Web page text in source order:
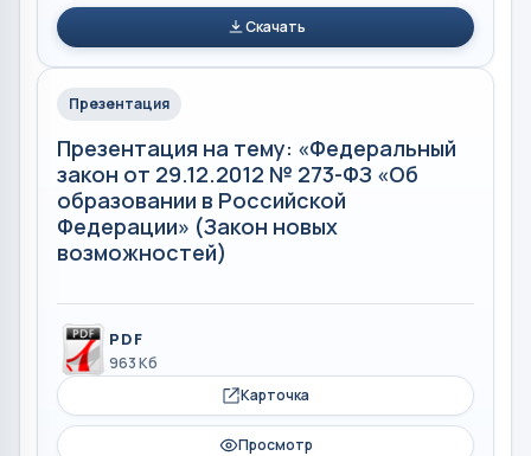
Скачать
Презентация
Презентация на тему: «Федеральный
закон от 29.12.2012 № 273-ФЗ «Об
образовании в Российской
Федерации» (Закон новых
возможностей)
PDF
963 Кб
Карточка
Просмотр